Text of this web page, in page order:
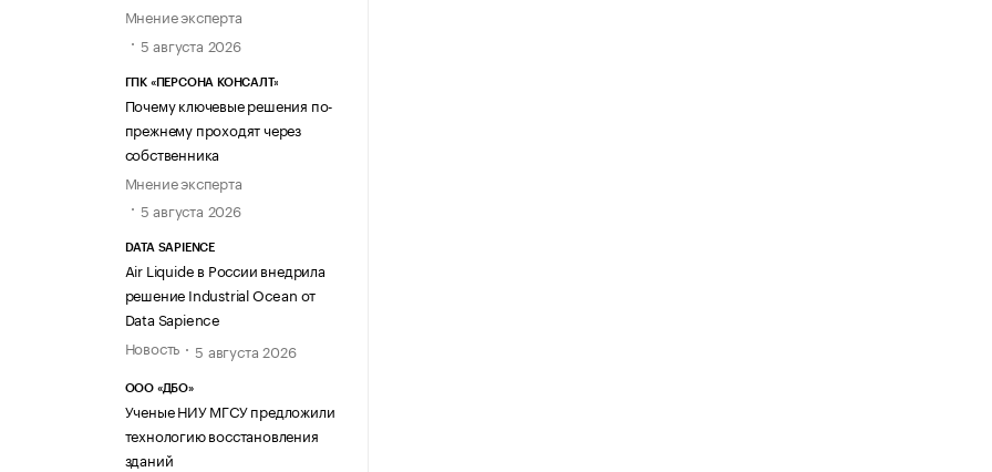
Мнение эксперта
5 августа 2026
ГПК «ПЕРСОНА КОНСАЛТ»
Почему ключевые решения по-
прежнему проходят через
собственника
Мнение эксперта
5 августа 2026
DATA SAPIENCE
Air Liquide в России внедрила
решение Industrial Ocean от
Data Sapience
Новость
5 августа 2026
ООО «ДБО»
Ученые НИУ МГСУ предложили
технологию восстановления
зданий